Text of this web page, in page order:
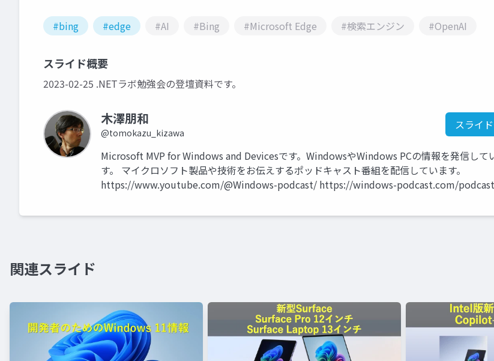
#bing #edge #AI #Bing #Microsoft Edge #検索エンジン #OpenAI
スライド概要
2023-02-25 .NETラボ勉強会の登壇資料です。
木澤朋和
@tomokazu_kizawa
スライ
Microsoft MVP for Windows and Devicesです。WindowsやWindows PCの情報を発信して
す。 マイクロソフト製品や技術をお伝えするポッドキャスト番組を配信しています。
https://www.youtube.com/@Windows-podcast/ https://windows-podcast.com/
関連スライド